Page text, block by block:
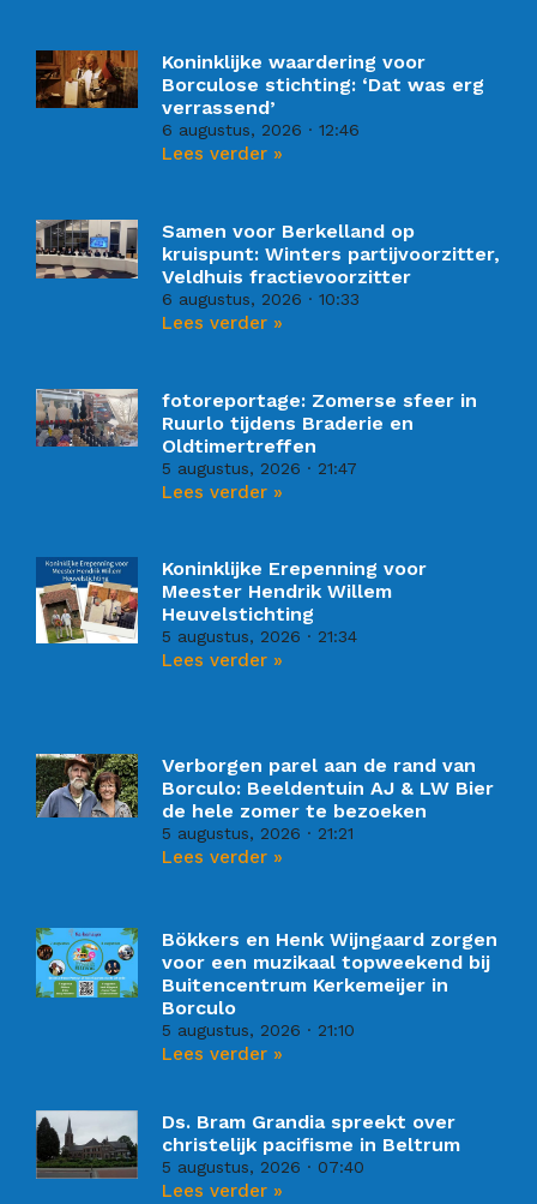
Koninklijke waardering voor
Borculose stichting: ‘Dat was erg
verrassend’
6 augustus, 2026 12:46
Lees verder »
Samen voor Berkelland op
kruispunt: Winters partijvoorzitter,
Veldhuis fractievoorzitter
6 augustus, 2026 10:33
Lees verder »
fotoreportage: Zomerse sfeer in
Ruurlo tijdens Braderie en
Oldtimertreffen
5 augustus, 2026 21:47
Lees verder »
Koninklijke Erepenning voor
Meester Hendrik Willem
Heuvelstichting
5 augustus, 2026 21:34
Lees verder »
Verborgen parel aan de rand van
Borculo: Beeldentuin AJ & LW Bier
de hele zomer te bezoeken
5 augustus, 2026 21:21
Lees verder »
Bökkers en Henk Wijngaard zorgen
voor een muzikaal topweekend bij
Buitencentrum Kerkemeijer in
Borculo
5 augustus, 2026 21:10
Lees verder »
Ds. Bram Grandia spreekt over
christelijk pacifisme in Beltrum
5 augustus, 2026 07:40
Lees verder »